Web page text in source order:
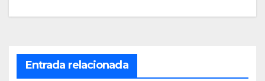
Entrada relacionada